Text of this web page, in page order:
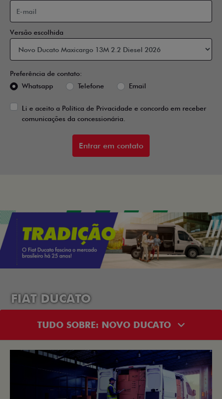
Versão escolhida
Preferência de contato:
Whatsapp
Telefone Email
Li e aceito a Política de Privacidade e concordo em receber
comunicações da concessionária.
Entrar em contato
FIAT DUCATO
TUDO SOBRE: NOVO DUCATO